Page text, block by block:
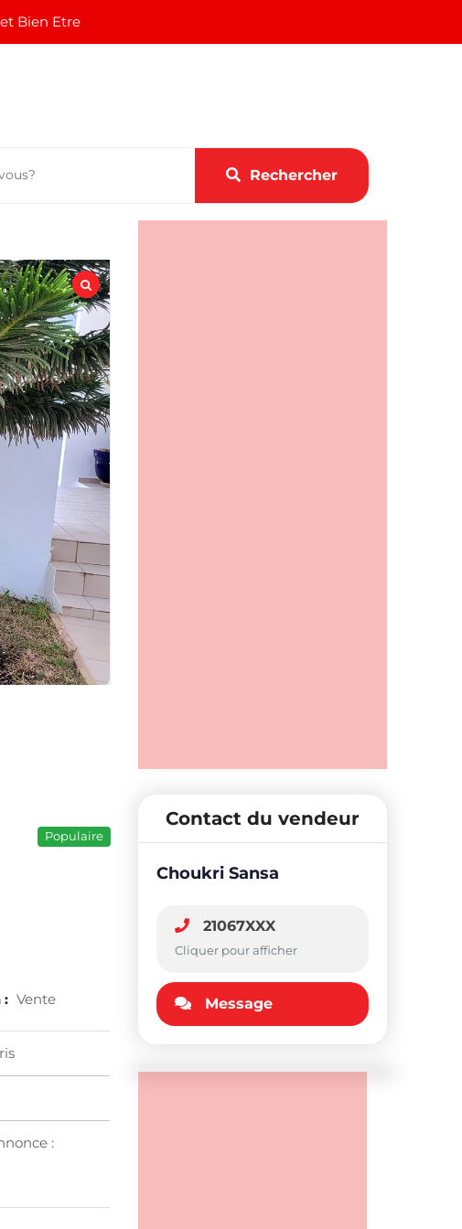
Bien Etre
Rechercher
Populaire
: Vente
:
Contact du vendeur
Choukri Sansa
21067XXX
Cliquer pour afficher
Message